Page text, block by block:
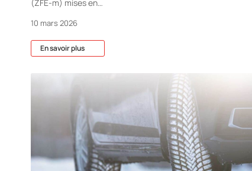
(ZFE-m) mises en…
10 mars 2026
En savoir plus